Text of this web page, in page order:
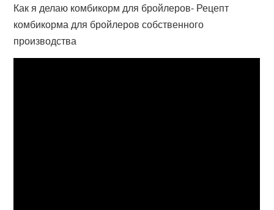
Как я делаю комбикорм для бройлеров- Рецепт
комбикорма для бройлеров собственного
производства